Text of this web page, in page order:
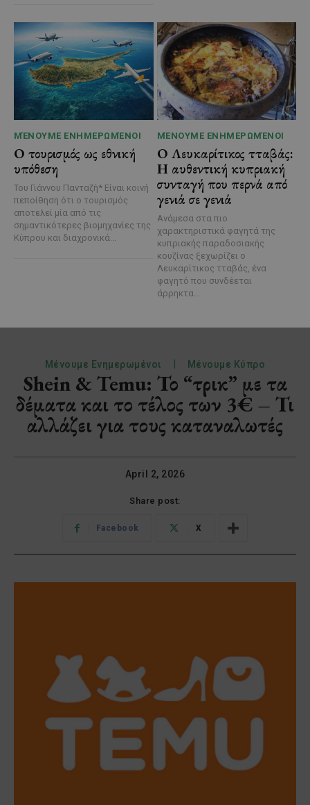
ΜΈΝΟΥΜΕ ΕΝΗΜΕΡΩΜΈΝΟΙ
Ο τουρισμός ως εθνική
υπόθεση
Του Γιάννου Πανταζή* Είναι κοινή
πεποίθηση ότι ο τουρισμός
αποτελεί μία από τις
σημαντικότερες βιομηχανίες της
Κύπρου και διαχρονικά...
ΜΈΝΟΥΜΕ ΕΝΗΜΕΡΩΜΈΝΟΙ
Ο Λευκαρίτικος τταβάς:
Η αυθεντική κυπριακή
συνταγή που περνά από
γενιά σε γενιά
Ανάμεσα στα πιο
χαρακτηριστικά φαγητά της
κυπριακής παραδοσιακής
κουζίνας ξεχωρίζει ο
Λευκαρίτικος τταβάς, ένα
φαγητό που συνδέεται
άρρηκτα...